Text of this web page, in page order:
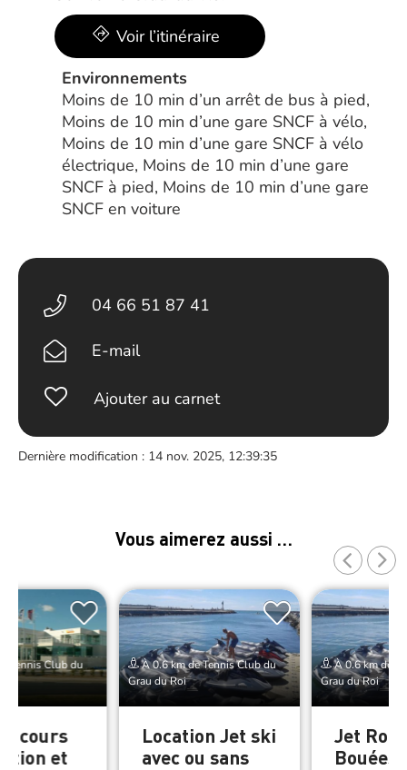
Voir l’itinéraire
Environnements
Moins de 10 min d’un arrêt de bus à pied,
Moins de 10 min d’une gare SNCF à vélo,
Moins de 10 min d’une gare SNCF à vélo
électrique, Moins de 10 min d’une gare
SNCF à pied, Moins de 10 min d’une gare
SNCF en voiture
04 66 51 87 41
E-mail
Ajouter au carnet
Dernière modification : 14 nov. 2025, 12:39:35
Vous aimerez aussi …
Tennis Club du
cours
et
À 0.6 km de Tennis Club du
Grau du Roi
Location Jet ski
avec ou sans
À 0.6 km de
Grau du Roi
Jet Roi –
Bouées